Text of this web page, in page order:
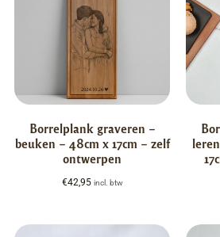
Borrelplank graveren –
beuken – 48cm x 17cm – zelf
ontwerpen
€42,95 incl. btw